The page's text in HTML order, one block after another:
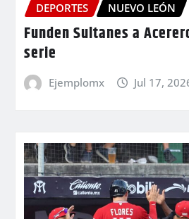
DEPORTES NUEVO LEÓN
Funden Sultanes a
serie
Ejemplomx Jul 17,